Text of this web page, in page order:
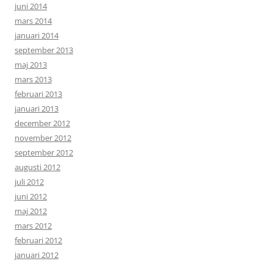
juni 2014
mars 2014
januari 2014
september 2013
maj 2013
mars 2013
februari 2013
januari 2013
december 2012
november 2012
september 2012
augusti 2012
juli 2012
juni 2012
maj 2012
mars 2012
februari 2012
januari 2012